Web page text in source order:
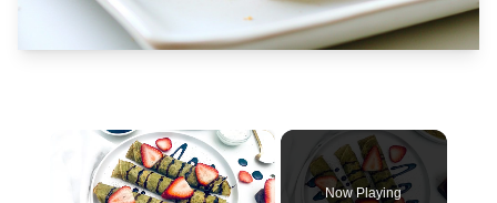
×
Now Playing